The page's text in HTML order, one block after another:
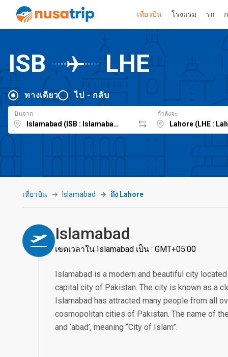
เที่ยวบิน โรงแรม รถ
ISB LHE
ทางเดียว ไป - กลับ
บินจาก กำลังจะ
เที่ยวบิน Islamabad ถึง Lahore
Islamabad
เขตเวลาใน Islamabad เป็น : GMT+05:00
Islamabad is a modern and beautiful city
capital city of Pakistan. The city is known as a
Islamabad has attracted many people from all
cosmopolitan cities of Pakistan. The name of
and ‘abad’, meaning “City of Islam”.